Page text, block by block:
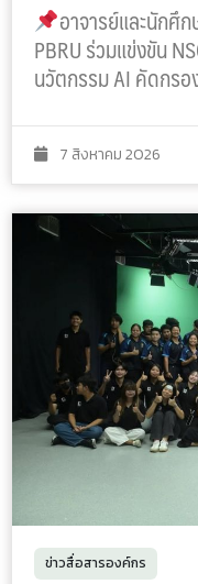
อาจารย์และนักศึ
PBRU ร่วมแข่งขัน
นวัตกรรม AI คัดกร
7 สิงหาคม 2026
ข่าวสื่อสารองค์กร